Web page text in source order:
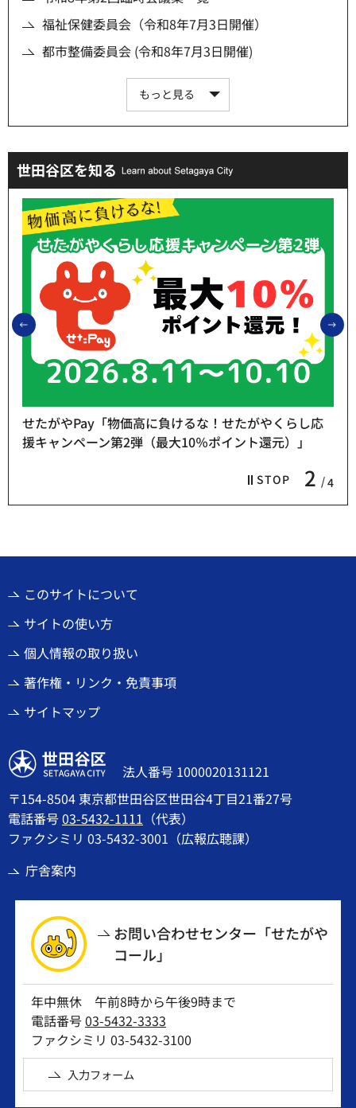
福祉保健委員会（令和8年7月3日開催）
都市整備委員会 (令和8年7月3日開催)
もっと見る
世田谷区を知る
前のスライドを表示
STOP 2 4
せたがやPay「物価高に負けるな！せたがやくらし応
援キャンペーン第2弾（最大10％ポイント還元）」
このサイトについて
サイトの使い方
個人情報の取り扱い
著作権・リンク・免責事項
サイトマップ
世田谷区
法人番号 1000020131121
〒154-8504 東京都世田谷区世田谷4丁目21番27号
電話番号03-5432-1111 （代表）
ファクシミリ 03-5432-3001（広報広聴課）
庁舎案内
お問い合わせセンター「せたがや
コール」
年中無休 午前8時から午後9時まで
電話番号03-5432-3333
ファクシミリ 03-5432-3100
入力フォーム